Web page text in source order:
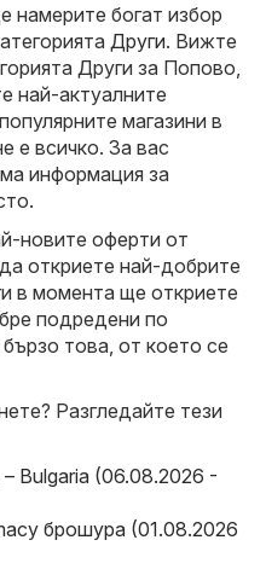
намерите богат избор
Други. Вижте
Други за Попово,
най-актуалните
магазини в
е всичко. За вас
информация за
новите оферти от
откриете най-добрите
в момента ще откриете
подредени по
това, от което се
Разгледайте тези
Bulgaria (06.08.2026 -
брошура (01.08.2026